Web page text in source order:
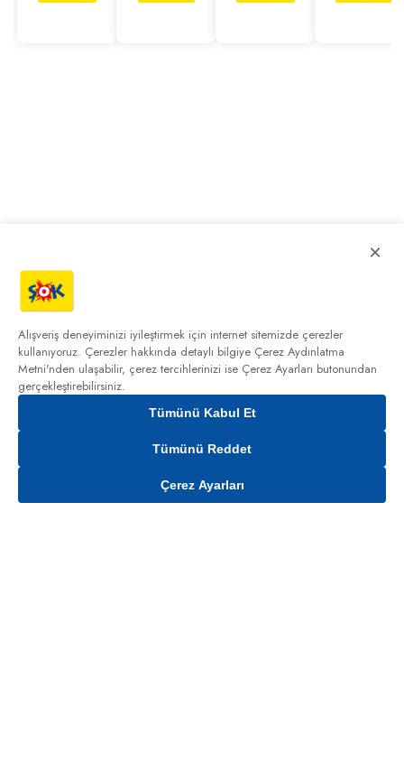
Sepete Ekle
×
Alışveriş deneyiminizi iyileştirmek için internet sitemizde çerezler
kullanıyoruz. Çerezler hakkında detaylı bilgiye Çerez Aydınlatma
Metni'nden ulaşabilir, çerez tercihlerinizi ise Çerez Ayarları butonundan
gerçekleştirebilirsiniz.
Tümünü Kabul Et
Tümünü Reddet
Çerez Ayarları